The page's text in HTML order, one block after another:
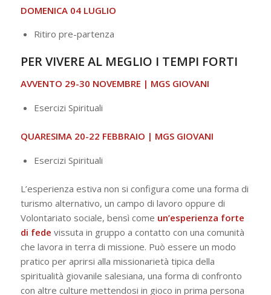
DOMENICA 04 LUGLIO
Ritiro pre-partenza
PER VIVERE AL MEGLIO I TEMPI FORTI
AVVENTO 29-30 NOVEMBRE | MGS GIOVANI
Esercizi Spirituali
QUARESIMA 20-22 FEBBRAIO | MGS GIOVANI
Esercizi Spirituali
L’esperienza estiva non si configura come una forma di
turismo alternativo, un campo di lavoro oppure di
Volontariato sociale, bensì come un’esperienza forte
di fede vissuta in gruppo a contatto con una comunità
che lavora in terra di missione. Può essere un modo
pratico per aprirsi alla missionarietà tipica della
spiritualità giovanile salesiana, una forma di confronto
con altre culture mettendosi in gioco in prima persona